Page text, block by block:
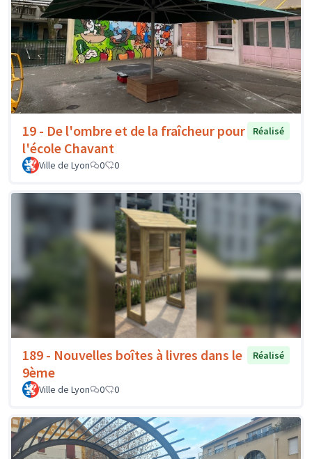
19 - De l'ombre et de la fraîcheur pour
l'école Chavant
Réalisé
Ville de Lyon 0 0
189 - Nouvelles boîtes à livres dans le
9ème
Réalisé
Ville de Lyon 0 0